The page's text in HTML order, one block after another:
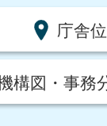
庁舎
構図・事務